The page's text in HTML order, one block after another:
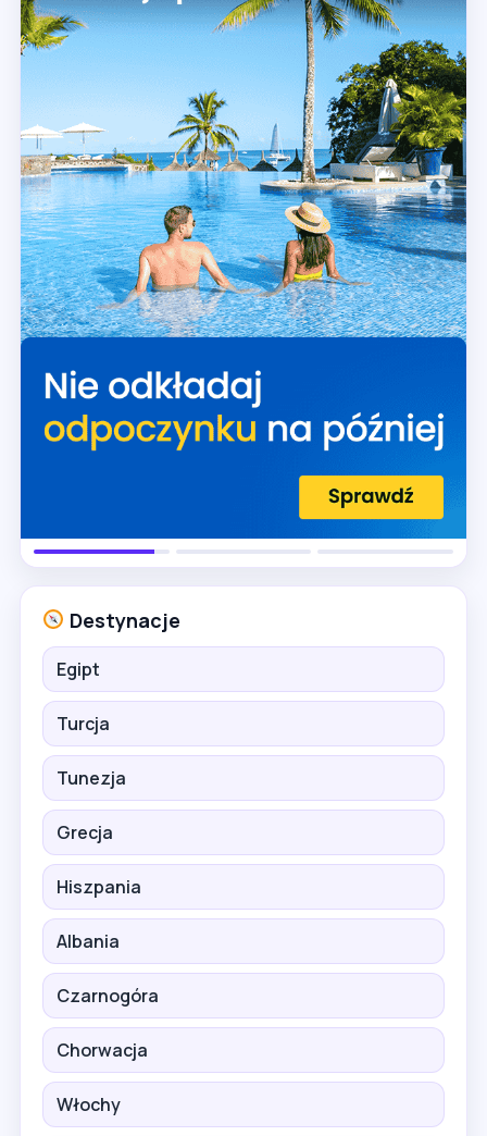
Destynacje
Egipt
Turcja
Tunezja
Grecja
Hiszpania
Albania
Czarnogóra
Chorwacja
Włochy